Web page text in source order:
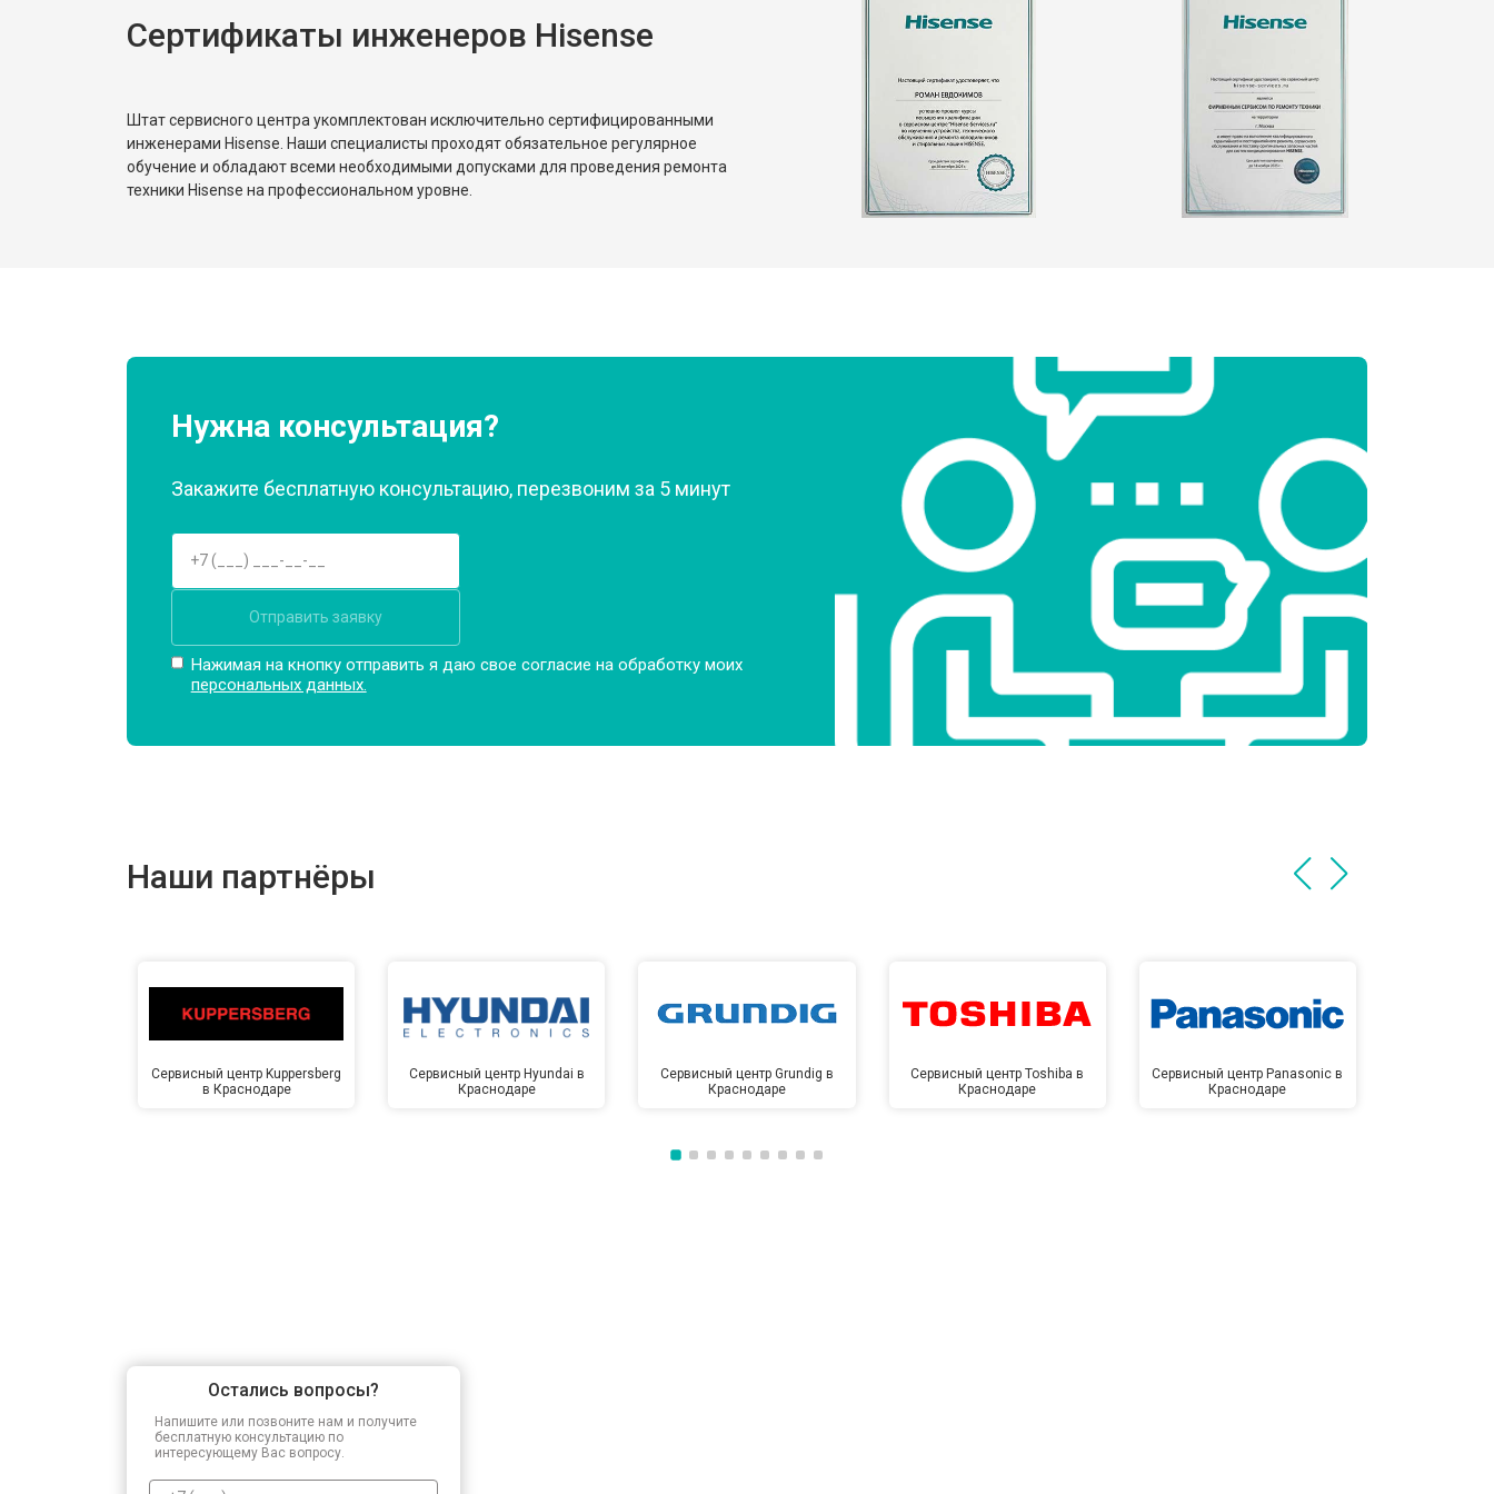
Замена реле от 2550 ₽ Заказать
от 1900 ₽ Заказать
Сертификаты инженеров Hisense
Штат сервисного центра укомплектован исключительно сертифицированными
инженерами Hisense. Наши специалисты проходят обязательное регулярное
обучение и обладают всеми необходимыми допусками для проведения ремонта
техники Hisense на профессиональном уровне.
Нужна консультация?
Закажите бесплатную консультацию, перезвоним за 5 минут
Отправить заявку
Нажимая на кнопку отправить я даю свое согласие на обработку моих
персональных данных.
Наши партнёры
Сервисный центр Kuppersberg
в Краснодаре
Сервисный центр Hyundai в
Краснодаре
Сервисный центр Grundig в
Краснодаре
Сервисный центр Toshiba в
Краснодаре
Сервисный центр Panasonic в
Краснодаре
Остались вопросы?
Напишите или позвоните нам и получите
бесплатную консультацию по
интересующему Вас вопросу.